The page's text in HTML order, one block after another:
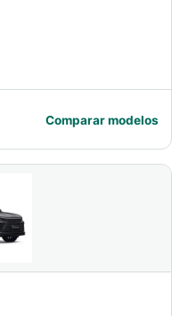
Comparar modelos